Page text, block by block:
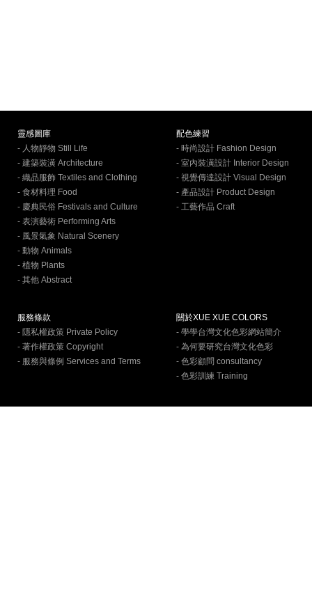
靈感圖庫
- 人物靜物 Still Life
- 建築裝潢 Architecture
- 織品服飾 Textiles and Clothing
- 食材料理 Food
- 慶典民俗 Festivals and Culture
- 表演藝術 Performing Arts
- 風景氣象 Natural Scenery
- 動物 Animals
- 植物 Plants
- 其他 Abstract
配色練習
- 時尚設計 Fashion Design
- 室內裝潢設計 Interior Design
- 視覺傳達設計 Visual Design
- 產品設計 Product Design
- 工藝作品 Craft
服務條款
- 隱私權政策 Private Policy
- 著作權政策 Copyright
- 服務與條例 Services and Terms
關於XUE XUE COLORS
- 學學台灣文化色彩網站簡介
- 為何要研究台灣文化色彩
- 色彩顧問 consultancy
- 色彩訓練 Training